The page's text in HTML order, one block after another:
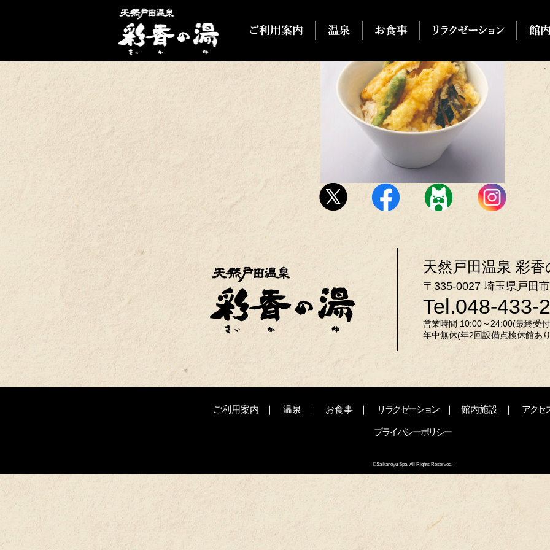
天然戸田温泉 彩香
〒335-0027 埼玉県戸田
Tel.048-433-
営業時間 10:00～24:00(最終受
年中無休(年2回設備点検休館あ
ご利用案内 温泉 お食事 リラクゼーション 館内施設 アクセ
プライバシーポリシー
©Saikanoyu Spa. All Rights Reserved.